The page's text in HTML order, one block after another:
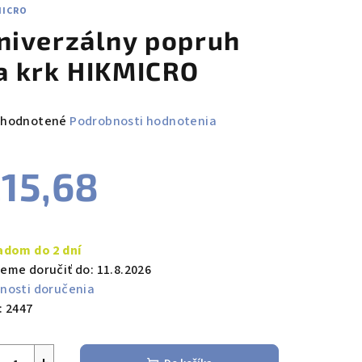
popruh
krk HIKMICRO
Podrobnosti hodnotenia
do 2 dní
doručiť do: 11.8.2026
doručenia
2447